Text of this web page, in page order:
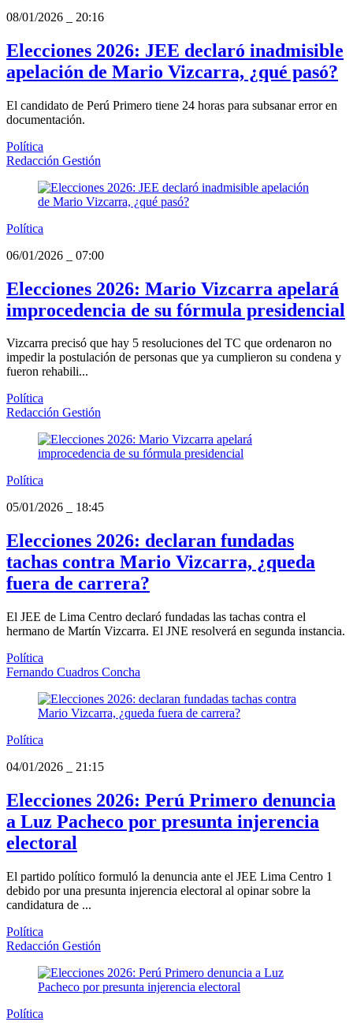
08/01/2026
20:16
Elecciones 2026: JEE declaró inadmisible
apelación de Mario Vizcarra, ¿qué pasó?
El candidato de Perú Primero tiene 24 horas para subsanar error en
documentación.
Política
Redacción Gestión
Política
06/01/2026
07:00
Elecciones 2026: Mario Vizcarra apelará
improcedencia de su fórmula presidencial
Vizcarra precisó que hay 5 resoluciones del TC que ordenaron no
impedir la postulación de personas que ya cumplieron su condena y
fueron rehabili...
Política
Redacción Gestión
Política
05/01/2026
18:45
Elecciones 2026: declaran fundadas
tachas contra Mario Vizcarra, ¿queda
fuera de carrera?
El JEE de Lima Centro declaró fundadas las tachas contra el
hermano de Martín Vizcarra. El JNE resolverá en segunda instancia.
Política
Fernando Cuadros Concha
Política
04/01/2026
21:15
Elecciones 2026: Perú Primero denuncia
a Luz Pacheco por presunta injerencia
electoral
El partido político formuló la denuncia ante el JEE Lima Centro 1
debido por una presunta injerencia electoral al opinar sobre la
candidatura de ...
Política
Redacción Gestión
Política